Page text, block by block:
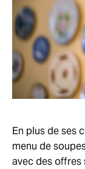
En plus de ses
menu de
avec des offres